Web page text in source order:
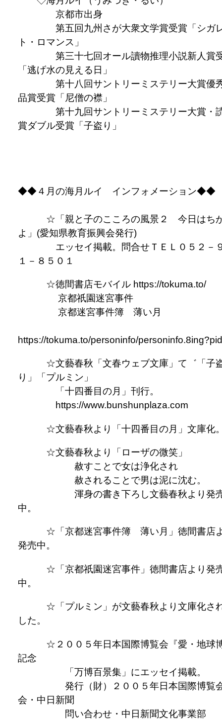
京都市出身
第五回九州さが大衆文学賞受賞「シガ
ト・ロマンス」
第三十七回オール讀物推理小説新人賞
「逃げ水の見える日」
第十八回サントリーミステリー大賞優
品賞受賞「尼僧の襟」
第十九回サントリーミステリー大賞・
賞ダブル受賞「子盗り」
◆◆４月の海月ルイ インフォメーション◆◆
☆「親と子のこころの風景２ 今日はち
よ」(愛知県教育振興会発行)
エッセイ掲載。問合せＴＥＬ０５２－
１－８５０１
☆徳間書店モバイル https://tokuma.to/
京都祇園迷宮事件
京都迷宮事件簿 薄い月
https://tokuma.to/personinfo/
☆文藝春秋「文春ウェブ文庫」て゛「子
り」「プルミン」
「十四番目の月」刊行。
https://www.bunshunplaza.com
☆文藝春秋より「十四番目の月」文庫化
☆文藝春秋より「ローザの微笑」
赦すことで女は浄化され
赦されることで男は泥に沈む。
渾身の書き下ろし文藝春秋より発
中。
☆「京都迷宮事件簿 薄い月」徳間書店
発売中。
☆「京都祇園迷宮事件」徳間書店より発
中。
☆「プルミン」が文藝春秋より文庫化さ
した。
☆２００５年日本国際博覧会『愛・地球
記念
「万博百景集」にエッセイ掲載。
発行（財）２００５年日本国際博覧
会・中日新聞
問い合わせ・中日新聞文化事業部